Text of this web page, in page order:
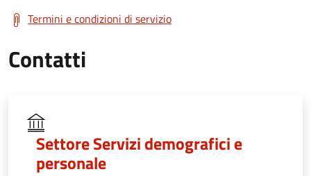
Termini e condizioni di servizio
Contatti
Settore Servizi demografici e
personale